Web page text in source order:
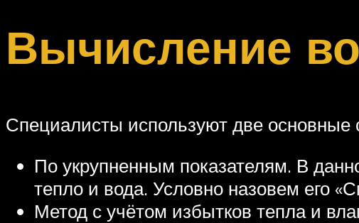
Вычисление
Специалисты используют две основные
По укрупненным показателям. В
тепло и вода. Условно назовем его
Метод с учётом избытков тепла и